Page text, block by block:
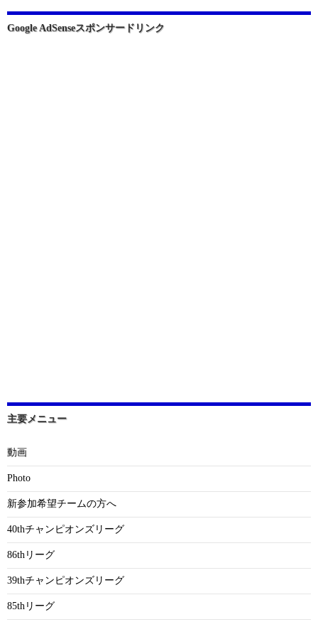
ョ
Google AdSenseスポンサードリンク
主要メニュー
動画
Photo
新参加希望チームの方へ
40thチャンピオンズリーグ
86thリーグ
39thチャンピオンズリーグ
85thリーグ